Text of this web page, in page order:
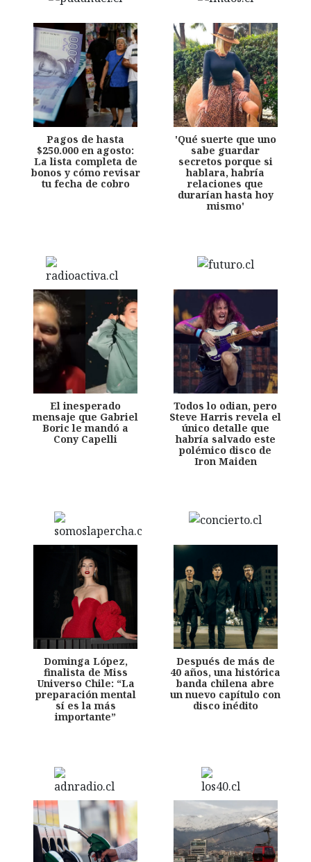
Pagos de hasta
$250.000 en agosto:
La lista completa de
bonos y cómo revisar
tu fecha de cobro
'Qué suerte que uno
sabe guardar
secretos porque si
hablara, habría
relaciones que
durarían hasta hoy
mismo'
El inesperado
mensaje que Gabriel
Boric le mandó a
Cony Capelli
Todos lo odian, pero
Steve Harris revela el
único detalle que
habría salvado este
polémico disco de
Iron Maiden
Dominga López,
finalista de Miss
Universo Chile: “La
preparación mental
sí es la más
importante”
Después de más de
40 años, una histórica
banda chilena abre
un nuevo capítulo con
disco inédito